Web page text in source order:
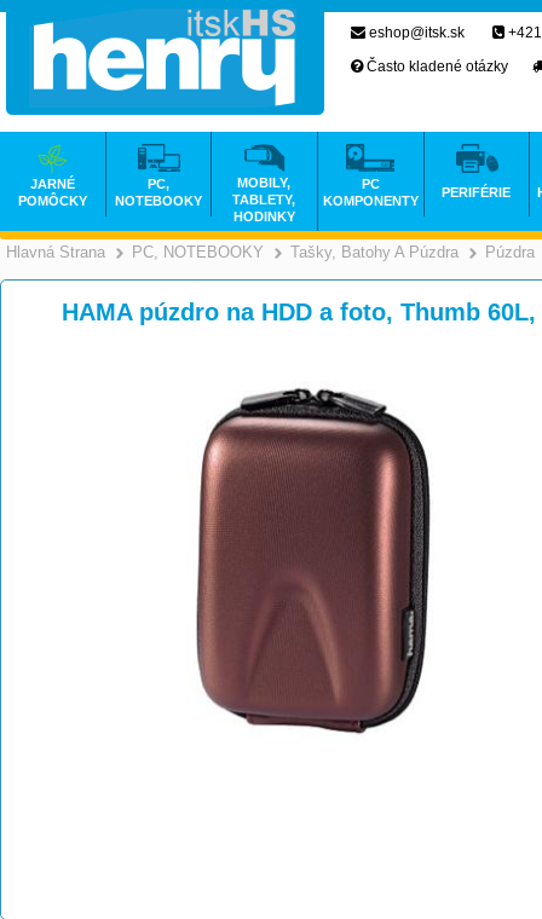
Hlavná Strana >
PC, NOTEBOOKY >
Tašky, Batohy A Púzdra Púzdra
HAMA púzdro na HDD a foto, Thumb
eshop@itsk.sk
Často kladené otázky
JARNÉ
POMÔCKY
PC,
NOTEBOOKY
MOBILY,
TABLETY,
HODINKY
PC
KOMPONENTY
PERIFÉRIE